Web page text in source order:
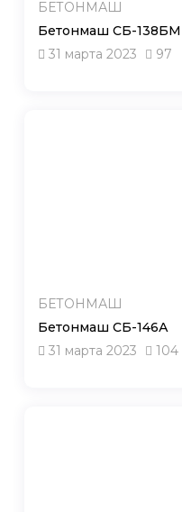
БЕТОНМАШ
Бетонмаш СБ-138БМ
31 марта 2023
97
БЕТОНМАШ
Бетонмаш СБ-146А
31 марта 2023
104